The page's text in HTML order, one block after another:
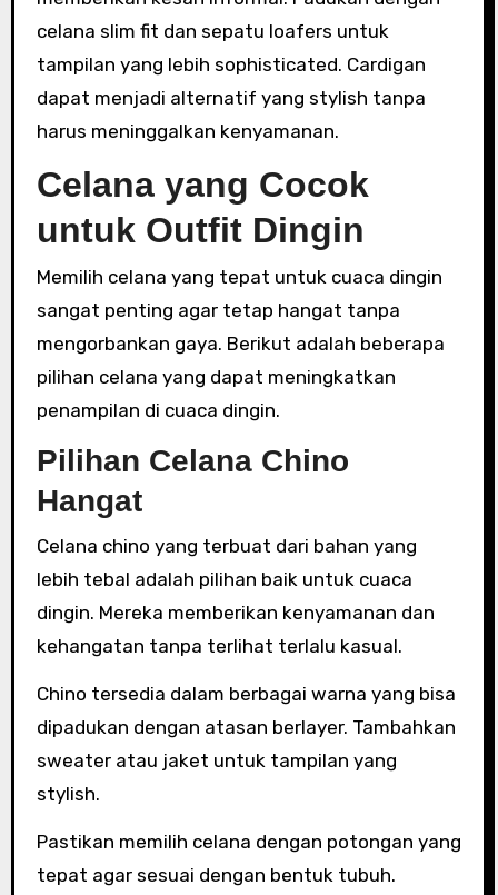
celana slim fit dan sepatu loafers untuk
tampilan yang lebih sophisticated. Cardigan
dapat menjadi alternatif yang stylish tanpa
harus meninggalkan kenyamanan.
Celana yang Cocok
untuk Outfit Dingin
Memilih celana yang tepat untuk cuaca dingin
sangat penting agar tetap hangat tanpa
mengorbankan gaya. Berikut adalah beberapa
pilihan celana yang dapat meningkatkan
penampilan di cuaca dingin.
Pilihan Celana Chino
Hangat
Celana chino yang terbuat dari bahan yang
lebih tebal adalah pilihan baik untuk cuaca
dingin. Mereka memberikan kenyamanan dan
kehangatan tanpa terlihat terlalu kasual.
Chino tersedia dalam berbagai warna yang bisa
dipadukan dengan atasan berlayer. Tambahkan
sweater atau jaket untuk tampilan yang
stylish.
Pastikan memilih celana dengan potongan yang
tepat agar sesuai dengan bentuk tubuh.